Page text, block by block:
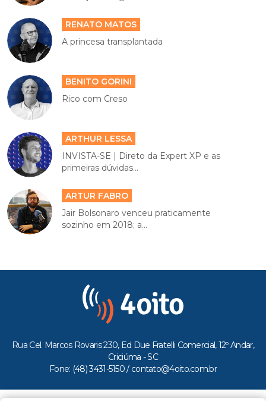
RENATO MATOS
A princesa transplantada
BENITO GORINI
Rico com Creso
ARTHUR LESSA
INVISTA-SE | Direto da Expert XP e as
primeiras dúvidas...
ARTUR FABRO
Jair Bolsonaro venceu praticamente
sozinho em 2018; a...
Rua Cel. Marcos Rovaris 230, Ed Due Fratelli Comercial, 12º Andar,
Criciúma - SC
Fone: (48) 3431-5150 / contato@4oito.com.br